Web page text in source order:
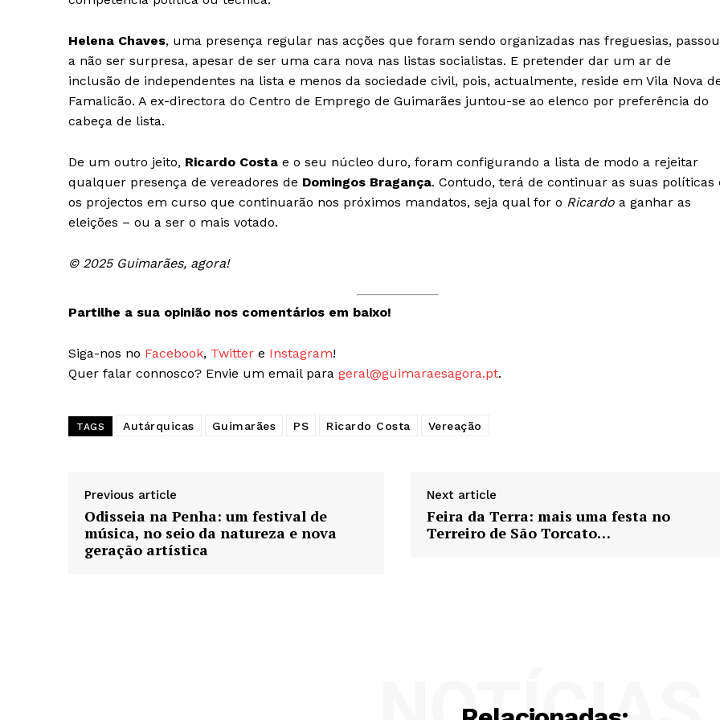
Helena Chaves, uma presença regular nas acções que foram sendo organizadas nas freguesias, passou
a não ser surpresa, apesar de ser uma cara nova nas listas socialistas. E pretender dar um ar de
inclusão de independentes na lista e menos da sociedade civil, pois, actualmente, reside em Vila Nova
Famalicão. A ex-directora do Centro de Emprego de Guimarães juntou-se ao elenco por preferência do
cabeça de lista.
De um outro jeito, Ricardo Costa e o seu núcleo duro, foram configurando a lista de modo a rejeitar
qualquer presença de vereadores de Domingos Bragança. Contudo, terá de continuar as suas políticas
os projectos em curso que continuarão nos próximos mandatos, seja qual for o Ricardo a ganhar as
eleições – ou a ser o mais votado.
© 2025 Guimarães, agora!
Partilhe a sua opinião nos comentários em baixo!
Siga-nos no Facebook, Twitter e Instagram!
Quer falar connosco? Envie um email para geral@guimaraesagora.pt.
TAGS Autárquicas Guimarães PS Ricardo Costa Vereação
Previous article
Odisseia na Penha: um festival de
música, no seio da natureza e nova
geração artística
Next article
Feira da Terra: mais uma festa no
Terreiro de São Torcato…